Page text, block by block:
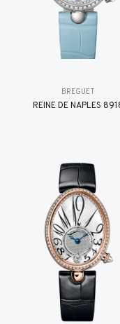
BREGUET
REINE DE NAPLES